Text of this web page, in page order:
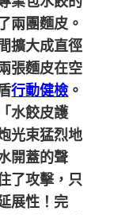
兩團麵皮。
擴大成直徑
張麵皮在空
行動健檢。
水餃皮護
光束猛烈地
開蓋的聲
了攻擊，只
展性！完